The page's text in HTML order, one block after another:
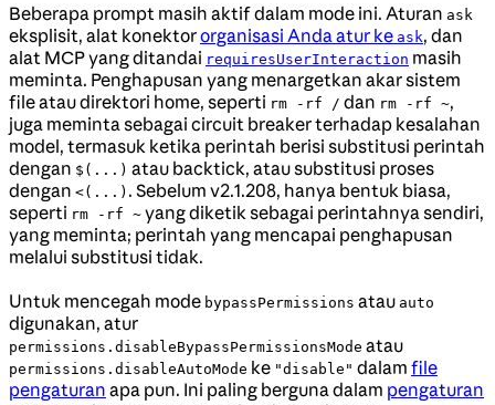
Beberapa prompt masih aktif dalam mode ini. Aturan ask
eksplisit, alat konektororganisasi Anda atur ke ask, dan
alat MCP yang ditandai requiresUserInteraction masih
meminta. Penghapusan yang menargetkan akar sistem
file atau direktori home, seperti rm -rf / dan rm -rf ~,
juga meminta sebagai circuit breaker terhadap kesalahan
model, termasuk ketika perintah berisi substitusi perintah
dengan $(...) atau backtick, atau substitusi proses
dengan <(...) . Sebelum v2.1.208, hanya bentuk biasa,
seperti rm -rf ~ yang diketik sebagai perintahnya sendiri,
yang meminta; perintah yang mencapai penghapusan
melalui substitusi tidak.
Untuk mencegah mode bypassPermissions atau auto
digunakan, atur
permissions.disableBypassPermissionsMode atau
permissions.disableAutoMode ke "disable" dalam file
pengaturan apa pun. Ini paling berguna dalam pengaturan